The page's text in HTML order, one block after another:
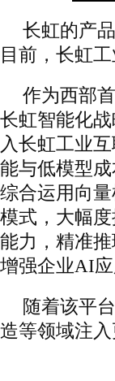
长虹的产
目前，长虹
作为西部
长虹智能化
入长虹工业
能与低模型
综合运用向
模式，大幅
能力，精准
增强企业AI应
随着该平
造等领域注入